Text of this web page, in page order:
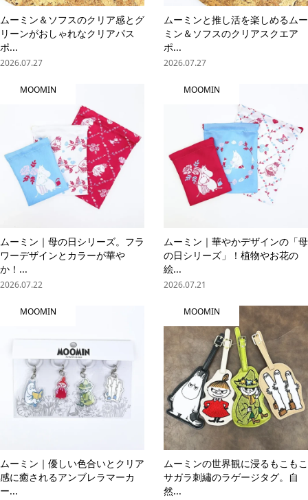
ムーミン＆ソフスのクリア感とグ
リーンがおしゃれなクリアパス
ポ...
2026.07.27
ムーミンと推し活を楽しめるムー
ミン＆ソフスのクリアスクエア
ポ...
2026.07.27
MOOMIN
ムーミン｜母の日シリーズ。フラ
ワーデザインとカラーが華や
か！...
2026.07.22
MOOMIN
ムーミン｜華やかデザインの「母
の日シリーズ」！植物やお花の
絵...
2026.07.21
MOOMIN
ムーミン｜優しい色合いとクリア
感に癒されるアンブレラマーカ
ー...
MOOMIN
ムーミンの世界観に浸るもこもこ
サガラ刺繡のラゲージタグ。自
然...